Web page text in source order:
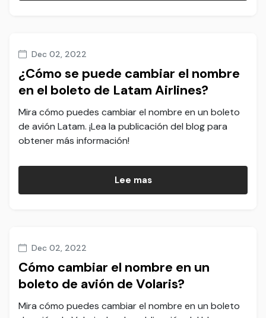
Dec 02, 2022
¿Cómo se puede cambiar el nombre
en el boleto de Latam Airlines?
Mira cómo puedes cambiar el nombre en un boleto
de avión Latam. ¡Lea la publicación del blog para
obtener más información!
Lee mas
Dec 02, 2022
Cómo cambiar el nombre en un
boleto de avión de Volaris?
Mira cómo puedes cambiar el nombre en un boleto